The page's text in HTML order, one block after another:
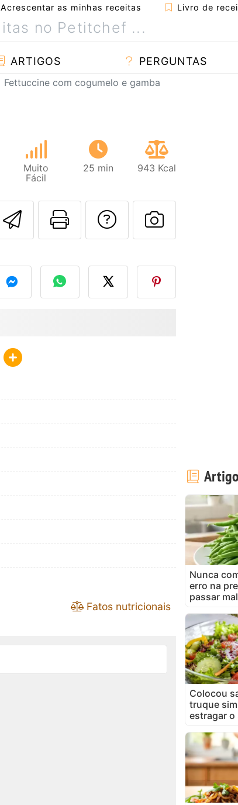
Acrescentar as minhas receitas Livro de
ARTIGOS PERGUNTAS
Fettuccine com cogumelo e gamba
Muito
Fácil
25 min 943 Kcal
Enviar esta receita a um
Imprima esta
Falar com o
Fez esta
Fatos nutricionais
Nunca
erro na
passar mal
Colocou
truque
estragar o